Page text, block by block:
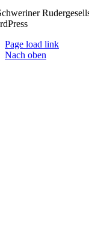
Page load link
Nach oben